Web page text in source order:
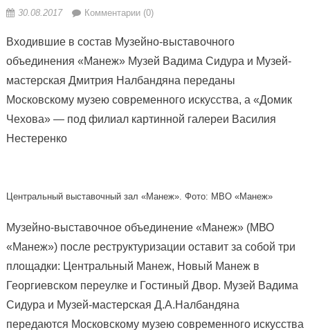
30.08.2017 Комментарии (0)
Входившие в состав Музейно-выставочного
объединения «Манеж» Музей Вадима Сидура и Музей-
мастерская Дмитрия Налбандяна переданы
Московскому музею современного искусства, а «Домик
Чехова» — под филиал картинной галереи Василия
Нестеренко
Центральный выставочный зал «Манеж». Фото: МВО «Манеж»
Музейно-выставочное объединение «Манеж» (МВО
«Манеж») после реструктуризации оставит за собой три
площадки: Центральный Манеж, Новый Манеж в
Георгиевском переулке и Гостиный Двор. Музей Вадима
Сидура и Музей-мастерская Д.А.Налбандяна
передаются Московскому музею современного искусства